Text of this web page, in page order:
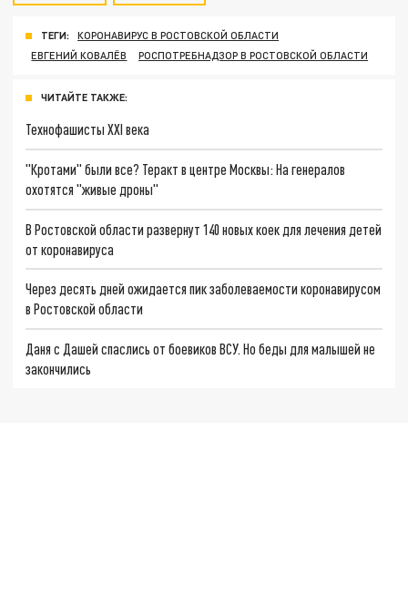
ТЕГИ:
КОРОНАВИРУС В РОСТОВСКОЙ ОБЛАСТИ
ЕВГЕНИЙ КОВАЛЁВ
РОСПОТРЕБНАДЗОР В РОСТОВСКОЙ ОБЛАСТИ
ЧИТАЙТЕ ТАКЖЕ:
Технофашисты XXI века
"Кротами" были все? Теракт в центре Москвы: На генералов
охотятся "живые дроны"
В Ростовской области развернут 140 новых коек для лечения детей
от коронавируса
Через десять дней ожидается пик заболеваемости коронавирусом
в Ростовской области
Даня с Дашей спаслись от боевиков ВСУ. Но беды для малышей не
закончились